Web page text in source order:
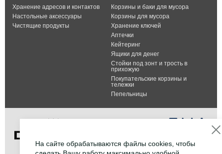
Хранение адресов и контактов
Настольные аксессуары
Чистящие продукты
Корзины и баки для мусора
Корзины для мусора
Хранение ключей
Аптечки
Кейтеринг
Ящики для денег
Стойки под зонт и трость в
прихожую
Покупательские корзины и
тележки
Пепельницы
На сайте обрабатываются файлы cookies, чтобы